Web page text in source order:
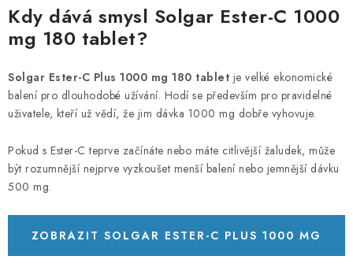
Kdy dává smysl Solgar Ester-C 1000
mg 180 tablet?
Solgar Ester-C Plus 1000 mg 180 tablet je velké ekonomické
balení pro dlouhodobé užívání. Hodí se především pro pravidelné
uživatele, kteří už vědí, že jim dávka 1000 mg dobře vyhovuje.
Pokud s Ester-C teprve začínáte nebo máte citlivější žaludek, může
být rozumnější nejprve vyzkoušet menší balení nebo jemnější dávku
500 mg.
ZOBRAZIT SOLGAR ESTER-C PLUS 1000 MG